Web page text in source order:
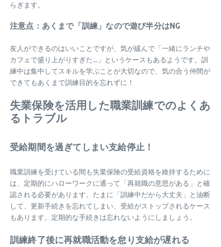
らぎます。
注意点：あくまで「訓練」なので遊び半分はNG
友人ができるのはいいことですが、気が緩んで「一緒にランチや
カフェで盛り上がりすぎた…」というケースもあるようです。訓
練中は集中してスキルを学ぶことが大切なので、気の合う仲間が
できてもあくまで訓練目的を忘れずに！
失業保険を活用した職業訓練でのよくあ
るトラブル
受給期間を過ぎてしまい支給停止！
職業訓練を受けている間も失業保険の受給資格を維持するために
は、定期的にハローワークに通って「再就職の意思がある」と確
認される必要があります。たまに「訓練中だから大丈夫」と油断
して、更新手続きを忘れてしまい、受給がストップされるケース
もあります。定期的な手続きは忘れないようにしましょう。
訓練終了後に再就職活動を怠り支給が遅れる